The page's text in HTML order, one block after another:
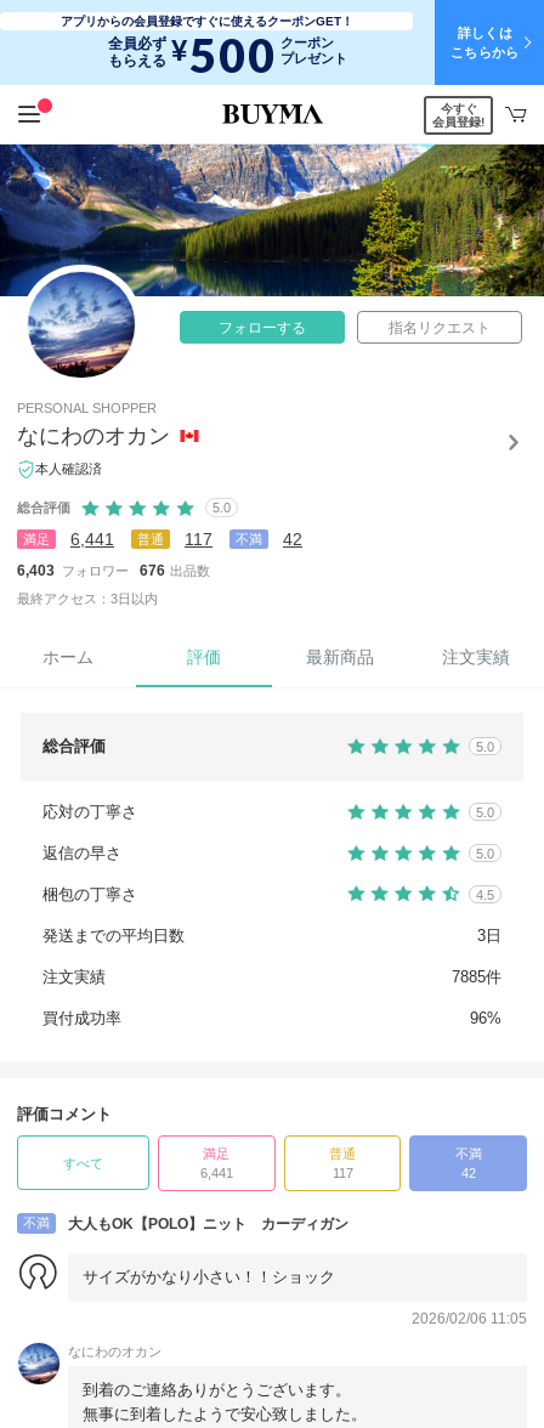
アプリからの会員登録ですぐに使えるクーポンGET！
全員必ず
もらえる ¥500 クーポン
プレゼント
詳しくは
こちらから
今すぐ
会員登録!
フォローする 指名リクエスト
PERSONAL SHOPPER
なにわのオカン
本人確認済
総合評価 5.0
満足 6,441 普通 117 不満 42
6,403 フォロワー 676 出品数
最終アクセス：3日以内
ホーム 評価 最新商品 注文実績
総合評価 5.0
応対の丁寧さ 5.0
返信の早さ 5.0
梱包の丁寧さ 4.5
発送までの平均日数 3日
注文実績 7885件
買付成功率 96%
評価コメント
すべて
満足
6,441
普通
117
不満
42
不満 大人もOK【POLO】ニット カーディガン
サイズがかなり小さい！！ショック
2026/02/06 11:05
なにわのオカン
到着のご連絡ありがとうございます。
無事に到着したようで安心致しました。